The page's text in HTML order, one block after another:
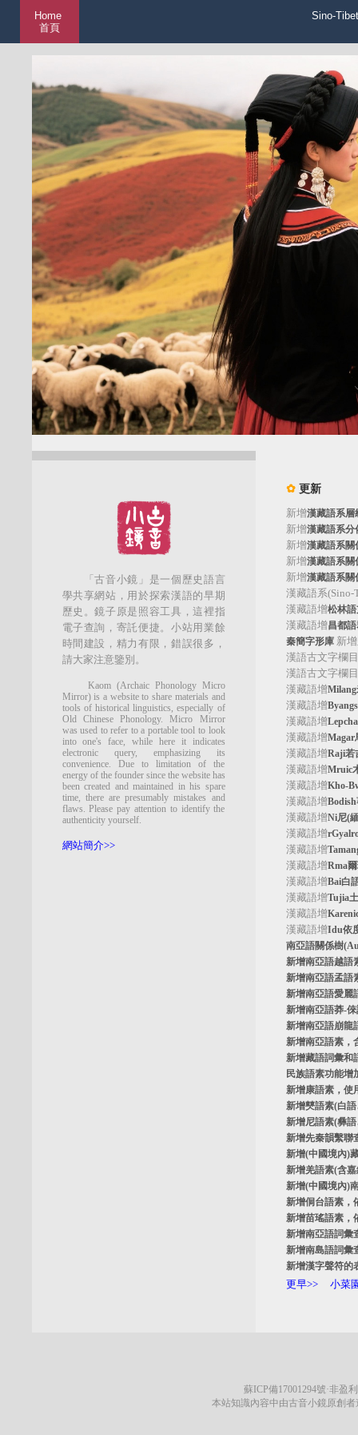
Home
首頁
Sino-
「古音小鏡」是一個歷史語言
學共享網站，用於探索漢語的早期
歷史。鏡子原是照容工具，這裡指
電子查詢，寄託便捷。小站用業餘
時間建設，精力有限，錯誤很多，
請大家注意鑒別。
Kaom (Archaic Phonology Micro
Mirror) is a website to share materials and
tools of historical linguistics, especially of
Old Chinese Phonology. Micro Mirror
was used to refer to a portable tool to look
into one's face, while here it indicates
electronic query, emphasizing its
convenience. Due to limitation of the
energy of the founder since the website has
been created and maintained in his spare
time, there are presumably mistakes and
flaws. Please pay attention to identify the
authenticity yourself.
網站簡介>>
✿ 更新
新增漢藏語系層
新增漢藏語系分
新增漢藏語系關
新增漢藏語系關
新增漢藏語系關
漢藏語系(Sino-
漢藏語增松林語
漢藏語增昌都語
秦簡字形庫新增
漢語古文字欄
漢語古文字欄
漢藏語增Milang
漢藏語增
漢藏語增
漢藏語增Magar
漢藏語增Raji若
漢藏語增Mruic
漢藏語增Kho-
漢藏語增
漢藏語增Ni尼(
漢藏語增
漢藏語增
漢藏語增Rma
漢藏語增Bai白
漢藏語增Tujia
漢藏語增
漢藏語增Idu依
南亞語關係樹
新增南亞語越語
新增南亞語孟語
新增南亞語愛麗
新增南亞語莽-倈
新增南亞語崩龍
新增南亞語素，
新增藏語詞彙和
民族語素功能
新增康語素，使
新增僰語素(白
新增尼語素(彝
新增先秦韻繫聯
新增(中國境內)
新增羌語素(含
新增(中國境內)
新增侗台語素，
新增苗瑤語素，
新增南亞語詞彙
新增南島語詞彙
新增漢字聲符的
更早>> 小菜
蘇ICP備17001294號·非盈
本站知識內容中由古音小鏡原創